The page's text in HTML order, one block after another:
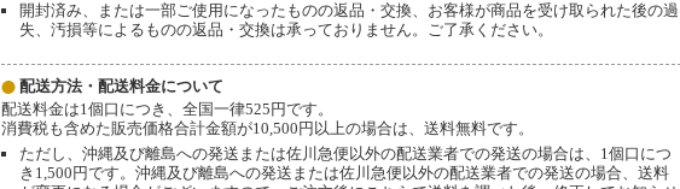
開封済み、または一部ご使用になったものの返品・交換、お客様が商品を受け取られた後の過
失、汚損等によるものの返品・交換は承っておりません。ご了承ください。
配送方法・配送料金について
配送料金は1個口につき、全国一律525円です。
消費税も含めた販売価格合計金額が10,500円以上の場合は、送料無料です。
ただし、沖縄及び離島への発送または佐川急便以外の配送業者での発送の場合は、1個口につ
き1,500円です。沖縄及び離島への発送または佐川急便以外の配送業者での発送の場合、送料